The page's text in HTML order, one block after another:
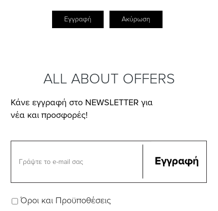
Εγγραφή Ακύρωση
ALL ABOUT OFFERS
Κάνε εγγραφή στο NEWSLETTER για
νέα και προσφορές!
Όροι και Προϋποθέσεις